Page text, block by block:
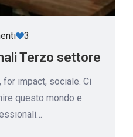
3
Terzo settore
impact, sociale. Ci
questo mondo e